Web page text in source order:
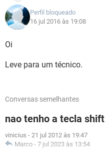
Perfil bloqueado
16 jul 2016 às 19:08
Oi
Leve para um técnico.
Conversas semelhantes
nao tenho a tecla shift
vinicius - 21 jul 2012 às 19:47
Marco - 7 jul 2023 às 13:54